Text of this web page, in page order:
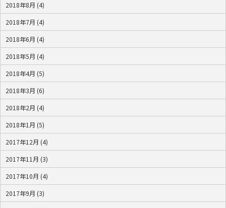
2018年8月 (4)
2018年7月 (4)
2018年6月 (4)
2018年5月 (4)
2018年4月 (5)
2018年3月 (6)
2018年2月 (4)
2018年1月 (5)
2017年12月 (4)
2017年11月 (3)
2017年10月 (4)
2017年9月 (3)